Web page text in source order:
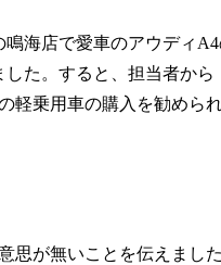
海店で愛車のアウディ
た。すると、担当者か
軽乗用車の購入を勧められ
思が無いことを伝えまし